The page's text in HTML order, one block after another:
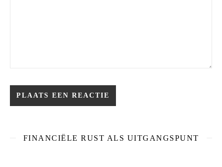
FINANCIËLE RUST ALS UITGANGSPUNT